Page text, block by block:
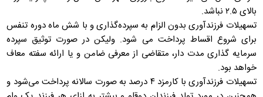
بالای ۲.۵ نباشد.
تسهیلات فرزندآوری بدون الزام به سپرده‌گذاری و با شش ماه دوره تنفس
برای شروع اقساط پرداخت می شود. ولیکن در صورت توثیق سپرده
سرمایه گذاری مدت دار، متقاضی از معرفی ضامن و یا ارائه سفته معاف
خواهد بود.
تسهیلات فرزندآوری با کارمزد ۴ درصد به صورت سالانه پرداخت می‌شود و